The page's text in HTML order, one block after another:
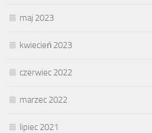
maj 2023
kwiecień 2023
czerwiec 2022
marzec 2022
lipiec 2021